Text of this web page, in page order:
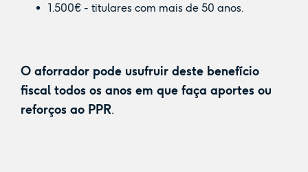
1.500€ - titulares com mais de 50 anos.
O aforrador pode usufruir deste benefício
fiscal todos os anos em que faça aportes ou
reforços ao PPR.